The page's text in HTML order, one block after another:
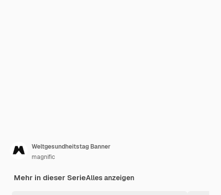
Weltgesundheitstag Banner
magnific
Mehr in dieser SerieAlles anzeigen